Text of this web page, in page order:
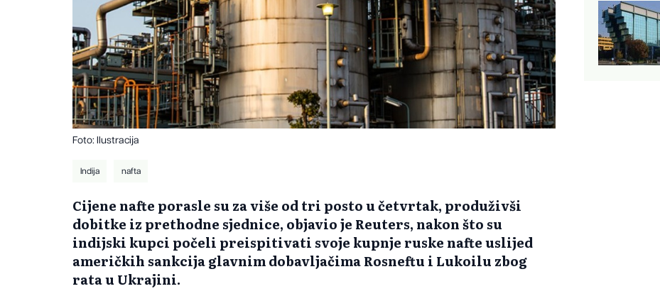
Foto: Ilustracija
Indija nafta
Cijene nafte porasle su za više od tri posto u četvrtak, produživši
dobitke iz prethodne sjednice, objavio je Reuters, nakon što su
indijski kupci počeli preispitivati svoje kupnje ruske nafte uslijed
američkih sankcija glavnim dobavljačima Rosneftu i Lukoilu zbog
rata u Ukrajini.